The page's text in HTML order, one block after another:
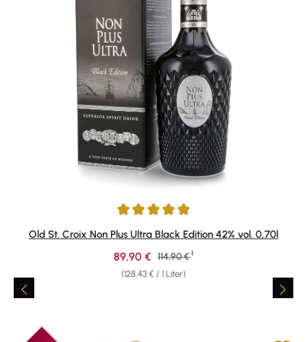
Durchschnittliche Bewertung von 4.97 von 5 Sternen
Old St. Croix Non Plus Ultra Black Edition 42% vol. 0,70l
(128,43 € / 1 Liter)
Verkaufspreis:
89,90 € Regulärer Preis:
114,90 € 1